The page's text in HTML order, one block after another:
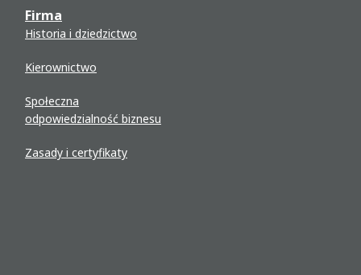
Firma
Historia i dziedzictwo
Kierownictwo
Społeczna
odpowiedzialność biznesu
Zasady i certyfikaty